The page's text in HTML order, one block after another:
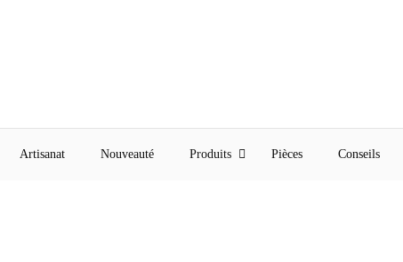
Artisanat Nouveauté Produits Pièces Conseils